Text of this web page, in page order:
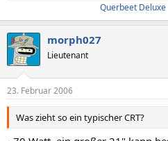
Querbeet Deluxe
morph027
Lieutenant
23. Februar 2006
Was zieht so ein typischer CRT?